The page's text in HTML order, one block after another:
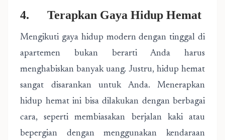
4. Terapkan Gaya Hidup Hemat
Mengikuti gaya hidup modern dengan tinggal di
apartemen bukan berarti Anda harus
menghabiskan banyak uang. Justru, hidup hemat
sangat disarankan untuk Anda. Menerapkan
hidup hemat ini bisa dilakukan dengan berbagai
cara, seperti membiasakan berjalan kaki atau
bepergian dengan menggunakan kendaraan